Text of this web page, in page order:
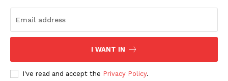
I WANT IN
I've read and accept the Privacy Policy.